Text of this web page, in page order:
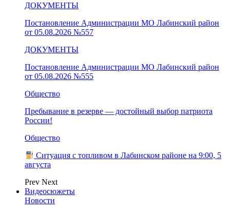
ДОКУМЕНТЫ
Постановление Администрации МО Лабинский район
от 05.08.2026 №557
ДОКУМЕНТЫ
Постановление Администрации МО Лабинский район
от 05.08.2026 №555
Общество
Пребывание в резерве — достойный выбор патриота
России!
Общество
Ситуация с топливом в Лабинском районе на 9:00, 5
августа
Prev Next
Видеосюжеты
Новости